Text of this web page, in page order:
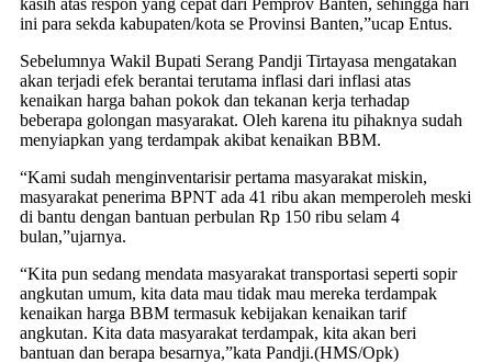
kasih atas respon yang cepat dari Pemprov Banten, sehingga hari
ini para sekda kabupaten/kota se Provinsi Banten,”ucap Entus.
Sebelumnya Wakil Bupati Serang Pandji Tirtayasa mengatakan
akan terjadi efek berantai terutama inflasi dari inflasi atas
kenaikan harga bahan pokok dan tekanan kerja terhadap
beberapa golongan masyarakat. Oleh karena itu pihaknya sudah
menyiapkan yang terdampak akibat kenaikan BBM.
“Kami sudah menginventarisir pertama masyarakat miskin,
masyarakat penerima BPNT ada 41 ribu akan memperoleh meski
di bantu dengan bantuan perbulan Rp 150 ribu selam 4
bulan,”ujarnya.
“Kita pun sedang mendata masyarakat transportasi seperti sopir
angkutan umum, kita data mau tidak mau mereka terdampak
kenaikan harga BBM termasuk kebijakan kenaikan tarif
angkutan. Kita data masyarakat terdampak, kita akan beri
bantuan dan berapa besarnya,”kata Pandji.(HMS/Opk)